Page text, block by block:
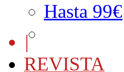
Hasta 99€
|
REVISTA